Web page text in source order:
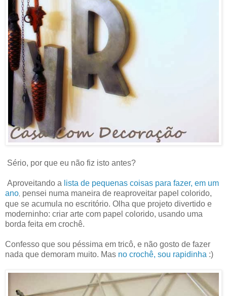
Sério, por que eu não fiz isto antes?
Aproveitando a lista de pequenas coisas para fazer, em um
ano pensei numa maneira de reaproveitar papel colorido,
que se acumula no escritório. Olha que projeto divertido e
moderninho: criar arte com papel colorido, usando uma
borda feita em crochê.
Confesso que sou péssima em tricô, e não gosto de fazer
nada que demoram muito. Mas no crochê, sou rapidinha :)